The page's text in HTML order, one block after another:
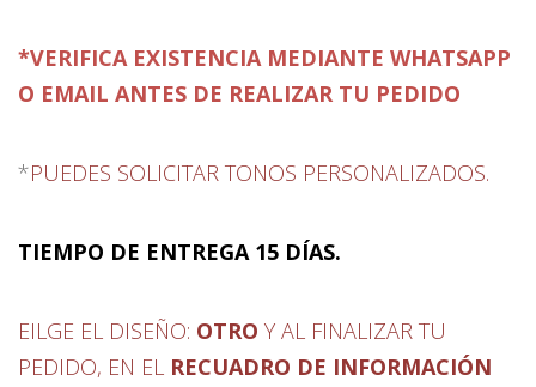
*VERIFICA EXISTENCIA MEDIANTE WHATSAPP
O EMAIL ANTES DE REALIZAR TU PEDIDO
*PUEDES SOLICITAR TONOS PERSONALIZADOS.
TIEMPO DE ENTREGA 15 DÍAS.
EILGE EL DISEÑO: OTRO Y AL FINALIZAR TU
PEDIDO, EN EL RECUADRO DE INFORMACIÓN